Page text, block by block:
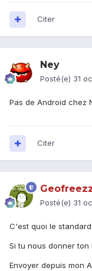
Citer
Ney
Posté(e) 31
Pas de Android chez
Citer
Posté(e) 31
C'est quoi le standard
Si tu nous donner
Envoyer depuis mon